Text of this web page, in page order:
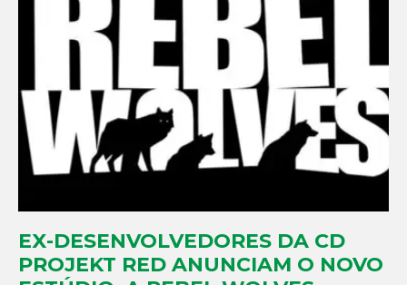
EX-DESENVOLVEDORES DA CD
PROJEKT RED ANUNCIAM O NOVO